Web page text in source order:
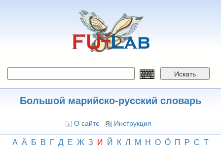
Искать
Большой марийско-русский словарь
О сайте Инструкция
А Ӓ Б В Г Д Е Ж З И Й К Л М Н О Ӧ П Р С Т